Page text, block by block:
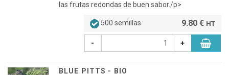
las frutas redondas de buen sabor./p>
500 semillas 9.80 € HT
- +
BLUE PITTS - BIO